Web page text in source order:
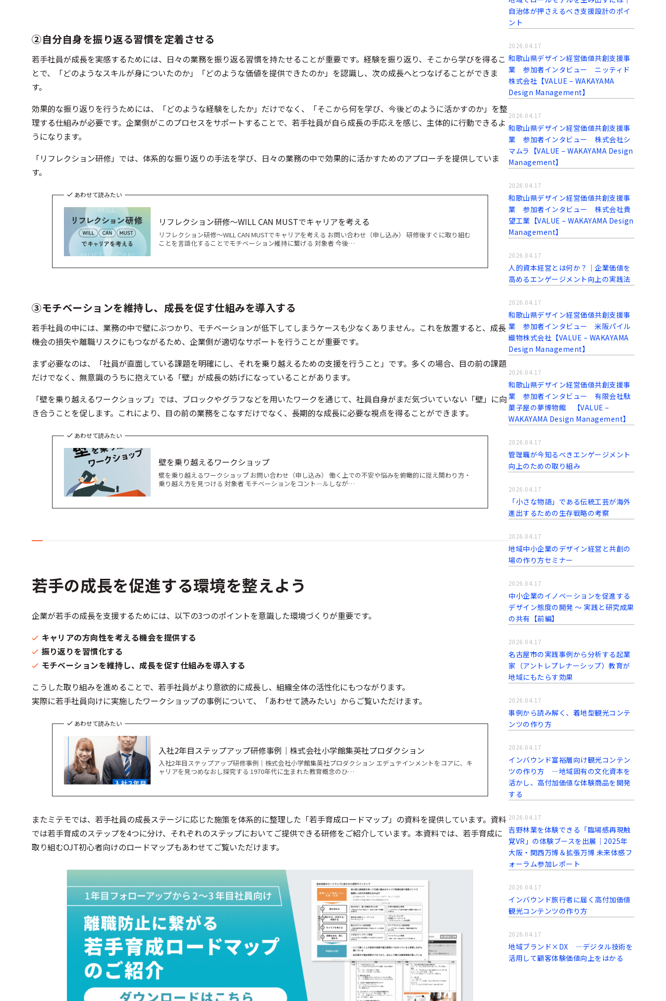
②自分自身を振り返る習慣を定着させる
若手社員が成長を実感するためには、日々の業務を振り返る習慣を持たせることが重要です。経験を振り返り、そこから学びを得るこ
とで、「どのようなスキルが身についたのか」「どのような価値を提供できたのか」を認識し、次の成長へとつなげることができま
す。
効果的な振り返りを行うためには、「どのような経験をしたか」だけでなく、「そこから何を学び、今後どのように活かすのか」を整
理する仕組みが必要です。企業側がこのプロセスをサポートすることで、若手社員が自ら成長の手応えを感じ、主体的に行動できるよ
うになります。
「リフレクション研修」では、体系的な振り返りの手法を学び、日々の業務の中で効果的に活かすためのアプローチを提供していま
す。
あわせて読みたい
リフレクション研修～WILL CAN MUSTでキャリアを考える
リフレクション研修～WILL CAN MUSTでキャリアを考える お問い合わせ（申し込み） 研修後すぐに取り組む
ことを言語化することでモチベーション維持に繋げる 対象者 今後…
③モチベーションを維持し、成長を促す仕組みを導入する
若手社員の中には、業務の中で壁にぶつかり、モチベーションが低下してしまうケースも少なくありません。これを放置すると、成長
機会の損失や離職リスクにもつながるため、企業側が適切なサポートを行うことが重要です。
まず必要なのは、「社員が直面している課題を明確にし、それを乗り越えるための支援を行うこと」です。多くの場合、目の前の課題
だけでなく、無意識のうちに抱えている「壁」が成長の妨げになっていることがあります。
「壁を乗り越えるワークショップ」では、ブロックやグラフなどを用いたワークを通じて、社員自身がまだ気づいていない「壁」に向
き合うことを促します。これにより、目の前の業務をこなすだけでなく、長期的な成長に必要な視点を得ることができます。
あわせて読みたい
壁を乗り越えるワークショップ
壁を乗り越えるワークショップ お問い合わせ（申し込み） 働く上での不安や悩みを俯瞰的に捉え関わり方・
乗り越え方を見つける 対象者 モチベーションをコント―ルしなが…
若手の成長を促進する環境を整えよう
企業が若手の成長を支援するためには、以下の3つのポイントを意識した環境づくりが重要です。
キャリアの方向性を考える機会を提供する
振り返りを習慣化する
モチベーションを維持し、成長を促す仕組みを導入する
こうした取り組みを進めることで、若手社員がより意欲的に成長し、組織全体の活性化にもつながります。
実際に若手社員向けに実施したワークショップの事例について、「あわせて読みたい」からご覧いただけます。
あわせて読みたい
入社2年目ステップアップ研修事例｜株式会社小学館集英社プロダクション
入社2年目ステップアップ研修事例｜株式会社小学館集英社プロダクション エデュテインメントをコアに、キ
ャリアを見つめなおし探究する 1970年代に生まれた教育概念のひ…
またミテモでは、若手社員の成長ステージに応じた施策を体系的に整理した「若手育成ロードマップ」の資料を提供しています。資料
では若手育成のステップを4つに分け、それぞれのステップにおいてご提供できる研修をご紹介しています。本資料では、若手育成に
取り組むOJT初心者向けのロードマップもあわせてご覧いただけます。
自治体が押さえるべき支援設計のポイ
ント
和歌山県デザイン経営価値共創支援事
業 参加者インタビュー ニッティド
株式会社【VALUE – WAKAYAMA
Design Management】
2026.04.17
和歌山県デザイン経営価値共創支援事
業 参加者インタビュー 株式会社シ
マムラ【VALUE – WAKAYAMA Design
Management】
2026.04.17
和歌山県デザイン経営価値共創支援事
業 参加者インタビュー 株式会社貴
望工業【VALUE – WAKAYAMA Design
Management】
2026.04.17
人的資本経営とは何か？｜企業価値を
高めるエンゲージメント向上の実践法
2026.04.17
和歌山県デザイン経営価値共創支援事
業 参加者インタビュー 米阪パイル
織物株式会社【VALUE – WAKAYAMA
Design Management】
2026.04.17
和歌山県デザイン経営価値共創支援事
業 参加者インタビュー 有限会社駄
菓子屋の夢博物館 【VALUE –
WAKAYAMA Design Management】
2026.04.17
管理職が今知るべきエンゲージメント
向上のための取り組み
2026.04.17
「小さな物語」である伝統工芸が海外
進出するための生存戦略の考察
2026.04.17
地域中小企業のデザイン経営と共創の
場の作り方セミナー
2026.04.17
中小企業のイノベーションを促進する
デザイン態度の開発 〜 実践と研究成果
の共有【前編】
2026.04.17
名古屋市の実践事例から分析する起業
家（アントレプレナーシップ）教育が
地域にもたらす効果
2026.04.17
事例から読み解く、着地型観光コンテ
ンツの作り方
2026.04.17
インバウンド富裕層向け観光コンテン
ツの作り方 ―地域固有の文化資本を
活かし、高付加価値な体験商品を開発
する
2026.04.17
吉野林業を体験できる「臨場感再現触
覚VR」の体験ブースを出展｜2025年
大阪・関西万博＆拡張万博 未来体感フ
ォーラム参加レポート
2026.04.17
インバウンド旅行者に届く高付加価値
観光コンテンツの作り方
2026.04.17
地域ブランド×DX ―デジタル技術を
活用して顧客体験価値向上をはかる
2026.04.17